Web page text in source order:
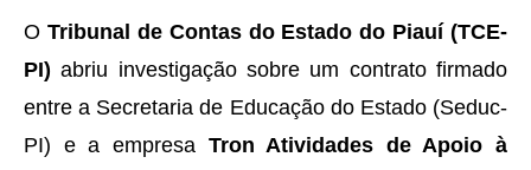
O Tribunal de Contas do Estado do Piauí (TCE-
PI) abriu investigação sobre um contrato firmado
entre a Secretaria de Educação do Estado (Seduc-
PI) e a empresa Tron Atividades de Apoio à